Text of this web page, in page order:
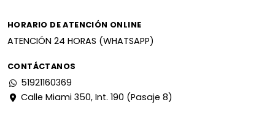
HORARIO DE ATENCIÓN ONLINE
ATENCIÓN 24 HORAS (WHATSAPP)
CONTÁCTANOS
51921160369
Calle Miami 350, Int. 190 (Pasaje 8)